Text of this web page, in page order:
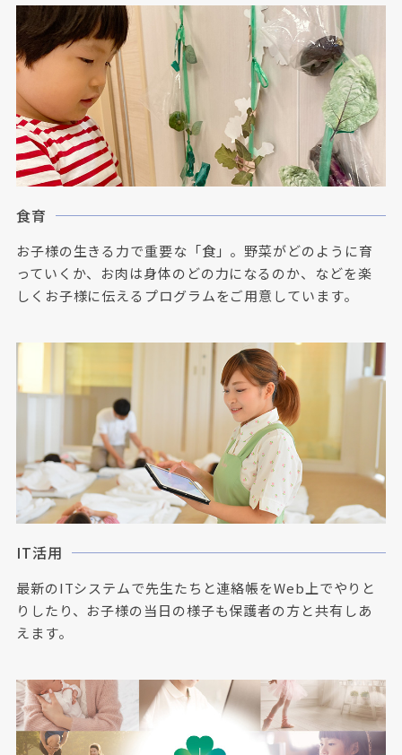
食育
お子様の生きる力で重要な「食」。野菜がどのように育
っていくか、お肉は身体のどの力になるのか、などを楽
しくお子様に伝えるプログラムをご用意しています。
IT活用
最新のITシステムで先生たちと連絡帳をWeb上でやりと
りしたり、お子様の当日の様子も保護者の方と共有しあ
えます。